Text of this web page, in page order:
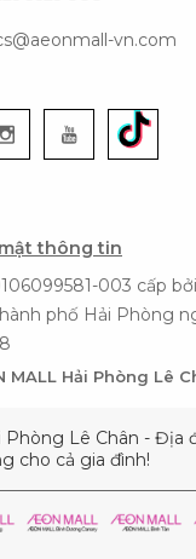
vn.com
thông tin
003 cấp
phố Hải Phòng
MALL Hải Phòng Lê
Phòng Lê Chân - Địa
cho cả gia đình!